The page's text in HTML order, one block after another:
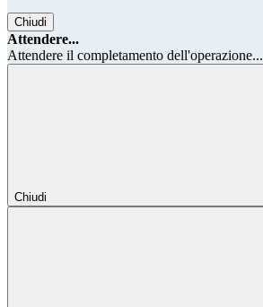
Chiudi
Attendere...
Attendere il completamento dell'operazione...
Chiudi